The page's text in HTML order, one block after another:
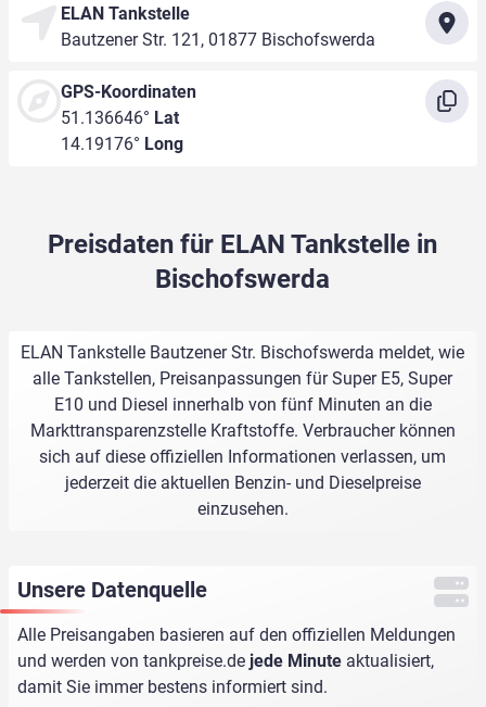
ELAN Tankstelle
Bautzener Str. 121, 01877 Bischofswerda
GPS-Koordinaten
51.136646° Lat
14.19176° Long
Preisdaten für ELAN Tankstelle in
Bischofswerda
ELAN Tankstelle Bautzener Str. Bischofswerda meldet, wie
alle Tankstellen, Preisanpassungen für Super E5, Super
E10 und Diesel innerhalb von fünf Minuten an die
Markttransparenzstelle Kraftstoffe. Verbraucher können
sich auf diese offiziellen Informationen verlassen, um
jederzeit die aktuellen Benzin- und Dieselpreise
einzusehen.
Unsere Datenquelle
Alle Preisangaben basieren auf den offiziellen Meldungen
und werden von tankpreise.de jede Minute aktualisiert,
damit Sie immer bestens informiert sind.